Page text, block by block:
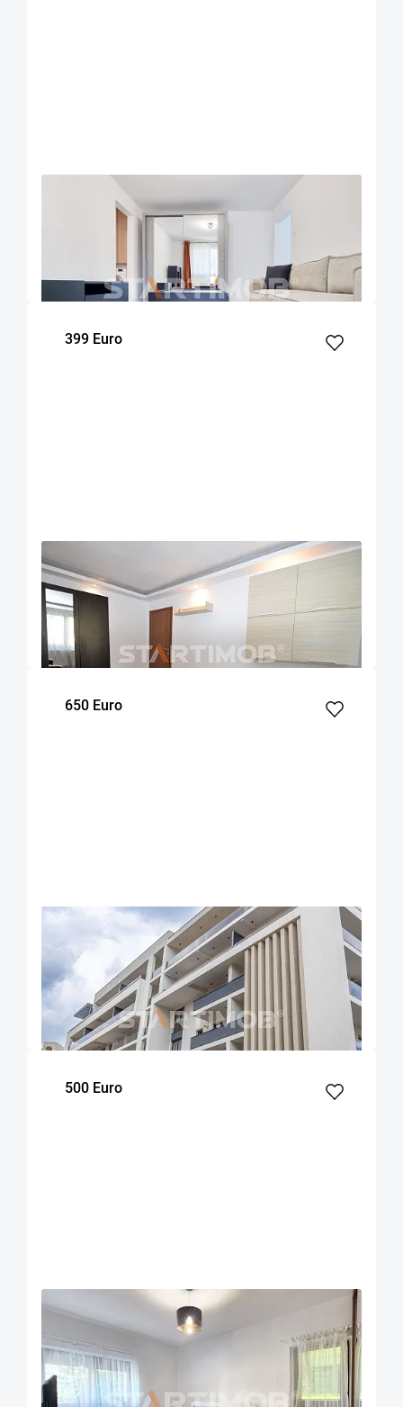
COMISION 50%
Apartament doua camere mobilat zona Onix
dormitor Etaj
399 Euro
COMISION 50%
Apartament doua camere decomandat Astra
Brasov
m² dormitor
650 Euro
EXCLUSIVITATE COMISION 50%
Apartament cu parcare si boxa zona
Universitatii
Brasov
70
m²
1
dormitor
1
Etaj
500 Euro
EXCLUSIVITATE
Apartament 2 camere zona Racadau
Brasov
52 1
dormitor